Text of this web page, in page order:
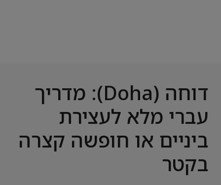
דוחה (Doha): מדריך
עברי מלא לעצירת
ביניים או חופשה קצרה
בקטר